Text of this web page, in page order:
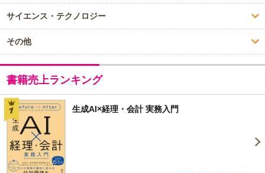
サイエンス・テクノロジー
その他
書籍売上ランキング
生成AI×経理・会計 実務入門